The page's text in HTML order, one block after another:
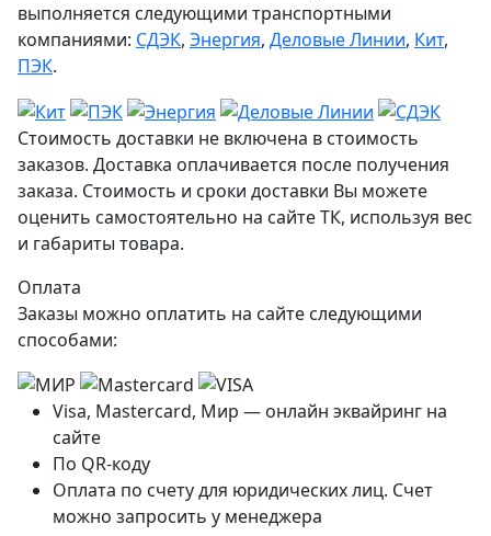
выполняется следующими транспортными
компаниями: СДЭК, Энергия, Деловые Линии, Кит,
ПЭК.
Стоимость доставки не включена в стоимость
заказов. Доставка оплачивается после получения
заказа. Стоимость и сроки доставки Вы можете
оценить самостоятельно на сайте ТК, используя вес
и габариты товара.
Оплата
Заказы можно оплатить на сайте следующими
способами:
Visa, Mastercard, Мир — онлайн эквайринг на
сайте
По QR-коду
Оплата по счету для юридических лиц. Счет
можно запросить у менеджера